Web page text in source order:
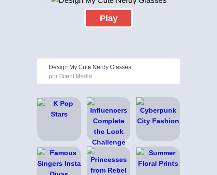
Play
Design My Cute Nerdy Glasses
por Bitent Media